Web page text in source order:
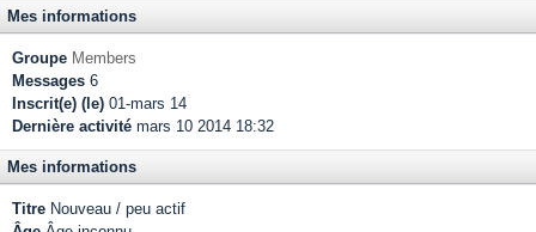
Mes informations
Groupe Members
Messages 6
Inscrit(e) (le) 01-mars 14
Dernière activité mars 10 2014 18:32
Mes informations
Titre Nouveau / peu actif